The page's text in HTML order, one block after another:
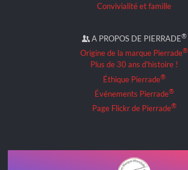
Convivialité et famille
A PROPOS DE PIERRADE®
Origine de la marque Pierrade®
Plus de 30 ans d'histoire !
Éthique Pierrade®
Événements Pierrade®
Page Flickr de Pierrade®